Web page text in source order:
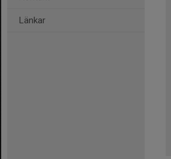
Länkar